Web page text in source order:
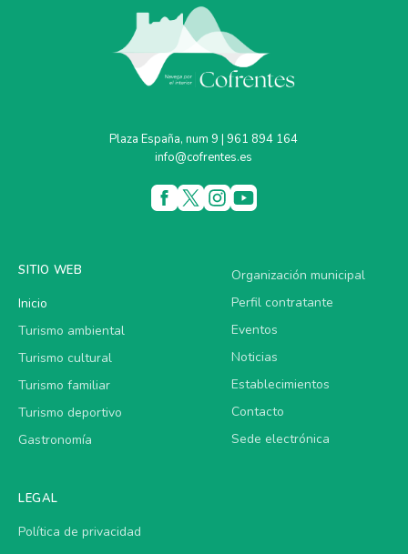
Plaza España, num 9 | 961 894 164
info@cofrentes.es
SITIO WEB
Inicio
Turismo ambiental
Turismo cultural
Turismo familiar
Turismo deportivo
Gastronomía
Organización municipal
Perfil contratante
Eventos
Noticias
Establecimientos
Contacto
Sede electrónica
LEGAL
Política de privacidad